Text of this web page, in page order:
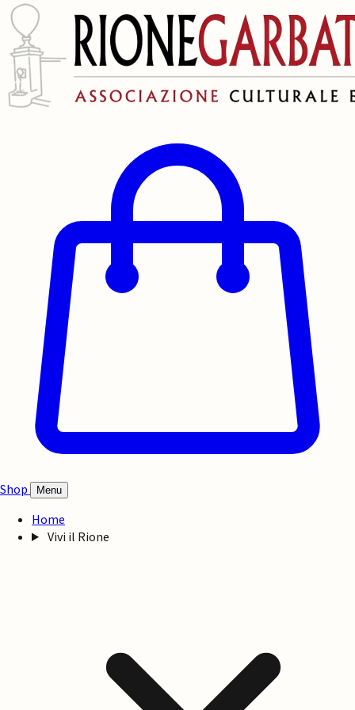
Shop Menu
Home
Vivi il Rione